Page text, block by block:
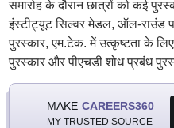
समारोह के दौरान छात्रों को कई
इंस्टीट्यूट सिल्वर मेडल, ऑल-राउंड
पुरस्कार, एम.टेक. में उत्कृष्टता के
पुरस्कार और पीएचडी शोध प्रबंध
MAKE CAREERS360
MY TRUSTED SOURCE